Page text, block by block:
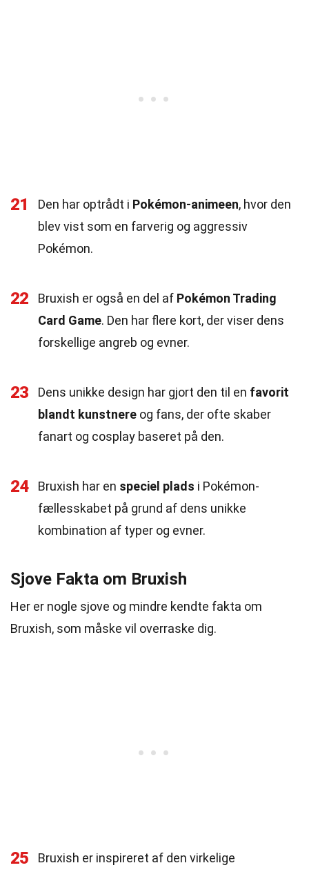
21 Den har optrådt i Pokémon-animeen, hvor den
blev vist som en farverig og aggressiv
Pokémon.
22 Bruxish er også en del af Pokémon Trading
Card Game. Den har flere kort, der viser dens
forskellige angreb og evner.
23 Dens unikke design har gjort den til en favorit
blandt kunstnere og fans, der ofte skaber
fanart og cosplay baseret på den.
24 Bruxish har en speciel plads i Pokémon-
fællesskabet på grund af dens unikke
kombination af typer og evner.
Sjove Fakta om Bruxish
Her er nogle sjove og mindre kendte fakta om
Bruxish, som måske vil overraske dig.
25
Bruxish er inspireret af den virkelige